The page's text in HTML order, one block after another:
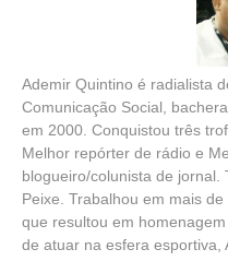
Ademir Quintino é radialista
Comunicação Social,
em 2000. Conquistou três
Melhor repórter de rádio e
blogueiro/colunista de jornal.
Peixe. Trabalhou em mais
que resultou em
de atuar na esfera esportiva,